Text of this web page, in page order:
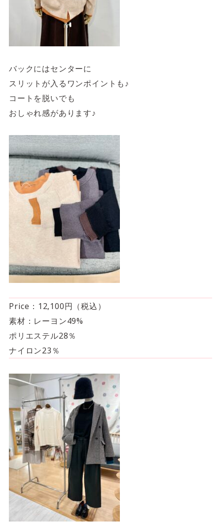
バックにはセンターに
スリットが入るワンポイントも♪
コートを脱いでも
おしゃれ感があります♪
Price：12,100円（税込）
素材：レーヨン49%
ポリエステル28％
ナイロン23％